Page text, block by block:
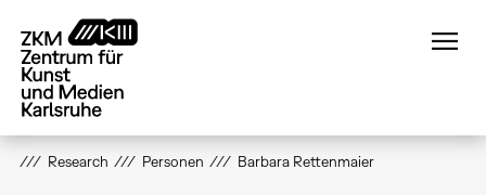
zum
Inhalt
Research Personen Barbara Rettenmaier